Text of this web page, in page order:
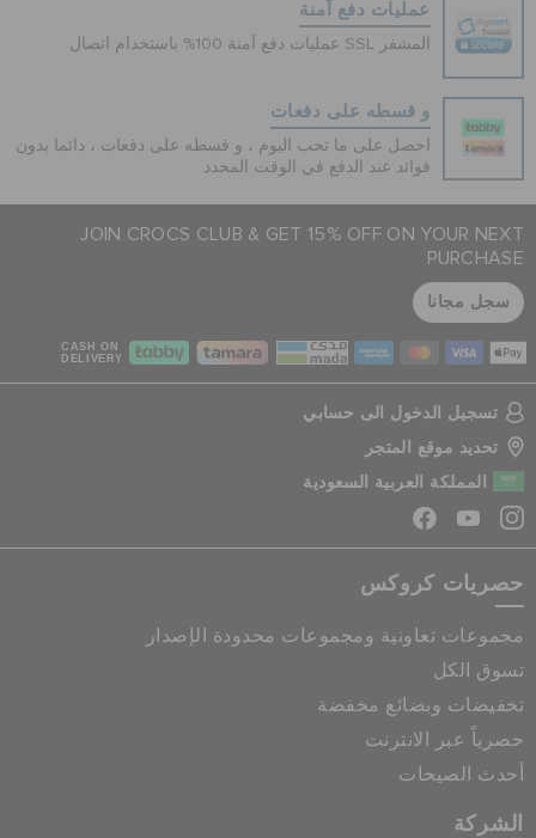
عمليات دفع آمنة
عمليات دفع آمنة 100% باستخدام اتصال SSL المشفر
و قسطه على دفعات
احصل على ما تحب اليوم ، و قسطه على دفعات ، دائما بدون
فوائد عند الدفع في الوقت المحدد
JOIN CROCS CLUB & GET 15% OFF ON YOUR NEXT
PURCHASE
سجل مجانا
CASH ON
DELIVERY
تسجيل الدخول الى حسابي
تحديد موقع المتجر
المملكة العربية السعودية
حصريات كروكس
مجموعات تعاونية ومجموعات محدودة الإصدار
تسوق الكل
تخفيضات وبضائع مخفضة
حصرياً عبر الانترنت
أحدث الصيحات
الشركة